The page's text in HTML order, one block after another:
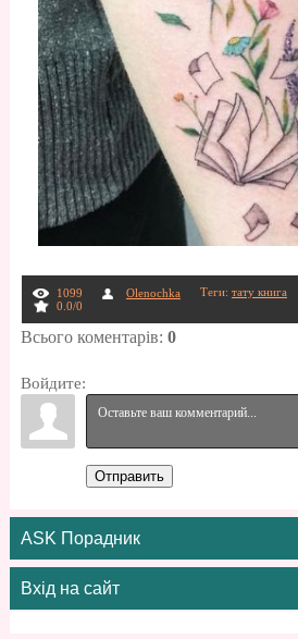
1099 Olenochka Теги: тату книга
0.0/0
Всього коментарів: 0
Войдите:
Отправить
ASK Порадник
Вхід на сайт